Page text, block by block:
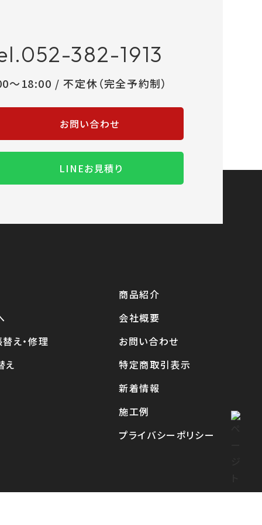
382-1913
～18:00 / 不定休（完全予約制）
お問い合わせ
LINEお見積り
え・修理
え
商品紹介
会社概要
お問い合わせ
特定商取引表示
新着情報
施工例
プライバシーポリシー